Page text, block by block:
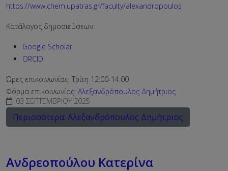
https://www.chem.upatras.gr/faculty/alexandropoulos
Κατάλογος δημοσιεύσεων:
Google Scholar
ORCID
Ώρες επικοινωνίας: Τρίτη 12:00-14:00
Φόρμα επικοινωνίας: Αλεξανδρόπουλος Δημήτριος
03 ΣΕΠΤΕΜΒΡΊΟΥ 2025
Περισσότερα: Αλεξανδρόπουλος Δημήτριος
Ανδρεοπούλου Κατερίνα